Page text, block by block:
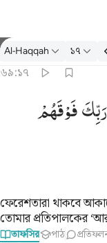
তাফসির: Al-Haqqah
Al-Haqqah ১৭
৬৯:১৭
يوميذ ثمانية ١٧
يَوْمَئِذٍۢ ثَمَـٰنِيَةٌۭ ١٧
رَبِّكَفَوْقَهُمْ
ফেরেশতারা থাকবে
তোমার প্রতিপালকের
তাফসির পাঠ